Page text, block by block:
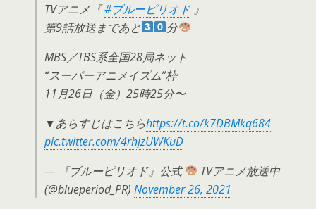
TVアニメ『#ブルーピリオド』
第9話放送まであと
分
MBS／TBS系全国28局ネット
“スーパーアニメイズム”枠
11月26日（金）25時25分〜
▼あらすじはこちらhttps://t.co/k7DBMkq684
pic.twitter.com/4rhjzUWKuD
— 『ブルーピリオド』公式
TVアニメ放送中
(@blueperiod_PR) November 26, 2021